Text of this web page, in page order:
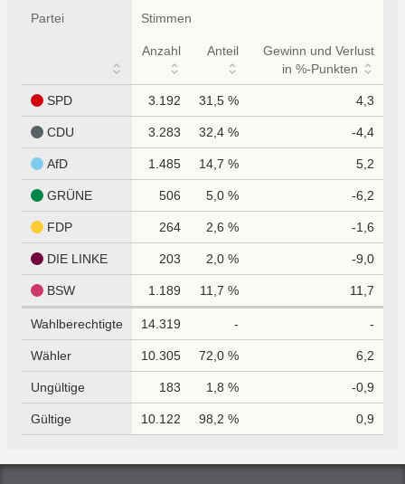
Partei Stimmen
Anzahl Anteil
Gewinn und Verlust
in %-Punkten
SPD 3.192 31,5 % 4,3
CDU 3.283 32,4 % -4,4
AfD 1.485 14,7 % 5,2
GRÜNE 506 5,0 % -6,2
FDP 264 2,6 % -1,6
DIE LINKE 203 2,0 % -9,0
BSW 1.189 11,7 % 11,7
Wahlberechtigte 14.319 - -
Wähler 10.305 72,0 % 6,2
Ungültige 183 1,8 % -0,9
Gültige 10.122 98,2 % 0,9